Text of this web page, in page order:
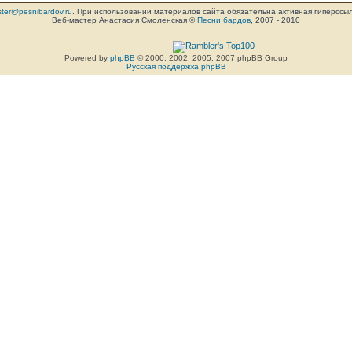
. При использовании материалов сайта обязательна активная
Веб-мастер Анастасия Смоленская ©Песни бардов , 2007 - 2010
Powered by phpBB © 2000, 2002, 2005, 2007 phpBB Group
Русская поддержка phpBB